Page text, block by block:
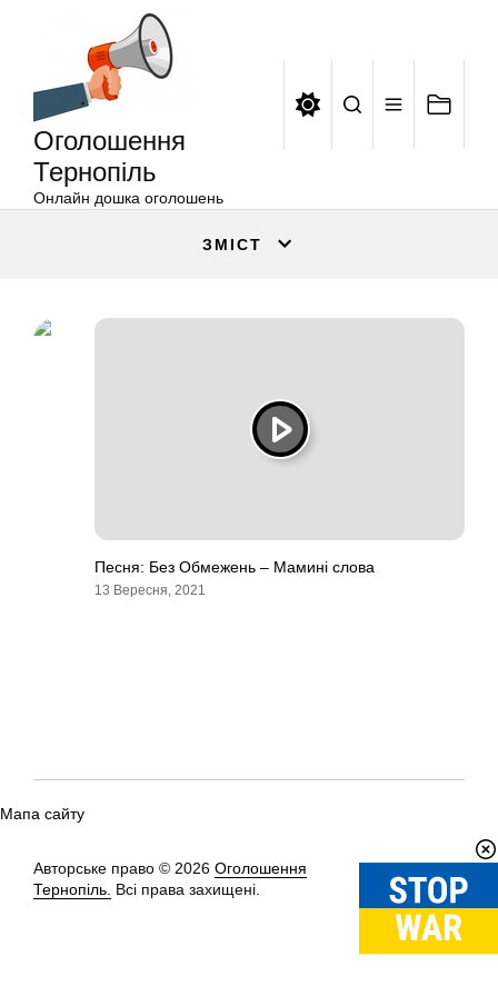
Оголошення
Тернопіль
Онлайн дошка оголошень
ЗМІСТ
Песня: Без Обмежень – Мамині слова
13 Вересня, 2021
Мапа сайту
Авторське право © 2026 Оголошення
Тернопіль. Всі права захищені.
Вгору↑